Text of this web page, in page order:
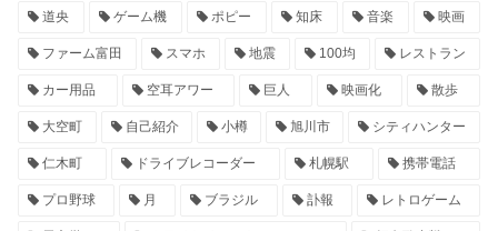
道央 ゲーム機 ポピー 知床 音楽 映画
ファーム富田 スマホ 地震 100均 レストラン
カー用品 空耳アワー 巨人 映画化 散歩
大空町 自己紹介 小樽 旭川市 シティハンター
仁木町 ドライブレコーダー 札幌駅 携帯電話
プロ野球 月 ブラジル 訃報 レトロゲーム